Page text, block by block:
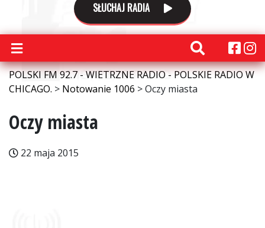
SŁUCHAJ RADIA
POLSKI FM 92.7 - WIETRZNE RADIO - POLSKIE RADIO W
CHICAGO. > Notowanie 1006 >Oczy miasta
Oczy miasta
22 maja 2015